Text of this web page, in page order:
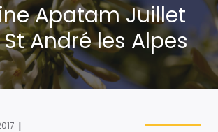
Apatam Juillet
St André les Alpes
|